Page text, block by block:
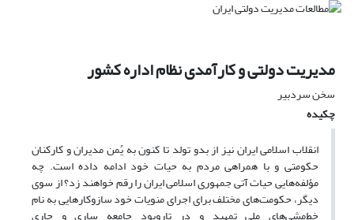
مدیریت دولتی و کارآمدی نظام اداره کشور
سخن سردبیر
چکیده
انقلاب اسلامی ایران نیز از بدو تولد تا کنون به یُمن مدیران و کارکنان
حکومتی و با همراهی مردم به حیات خود ادامه داده است. چه
مؤلفه‌هایی حیات آتی جمهوری اسلامی ایران را رقم خواهند زد؟ از سوی
دیگر، حکومت‌های مختلف برای اجرای منویات خود سازوکارهایی به نام